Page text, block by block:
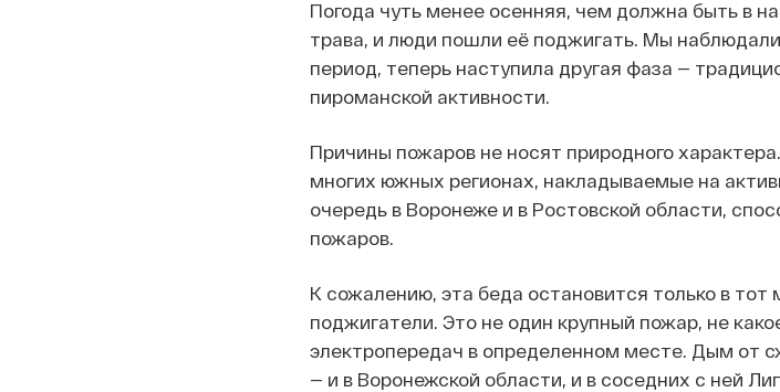
Погода чуть менее осенняя, чем должна быть в
трава, и люди пошли её поджигать. Мы
период, теперь наступила другая фаза —
пироманской активности.
Причины пожаров не носят природного
многих южных регионах, накладываемые на
очередь в Воронеже и в Ростовской области,
пожаров.
К сожалению, эта беда остановится только в тот
поджигатели. Это не один крупный пожар, не
электропередач в определенном месте. Дым от
— и в Воронежской области, и в соседних с ней